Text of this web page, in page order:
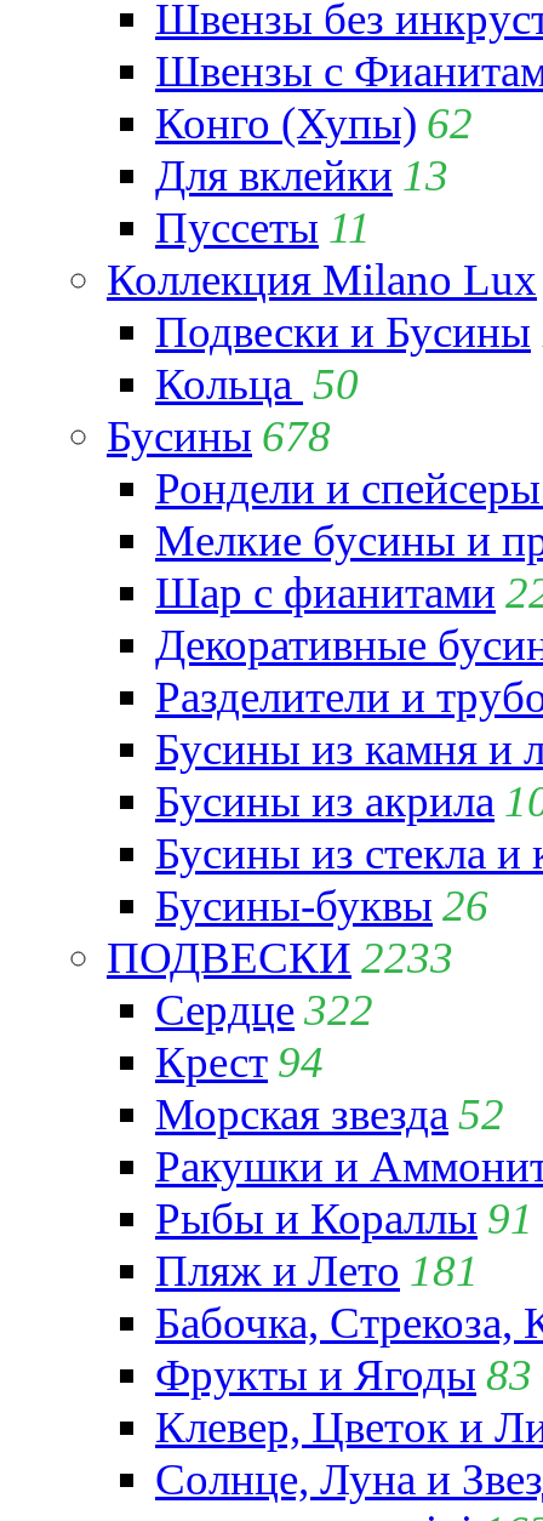
Швензы без
Швензы с
Конго (Хупы) 62
Для вклейки 13
Пуссеты 11
Коллекция Milano Lux
Подвески и Бусины
Кольца 50
Бусины 678
Рондели и
Мелкие бусины и
Шар с фианитами
Декоративные
Разделители и
Бусины из камня и
Бусины из акрила
Бусины из стекла и
Бусины-буквы 26
ПОДВЕСКИ 2233
Сердце322
Крест 94
Морская звезда 52
Ракушки и
Рыбы и Кораллы 91
Пляж и Лето 181
Бабочка,
Фрукты и Ягоды 83
Клевер, Цветок и
Солнце, Луна и